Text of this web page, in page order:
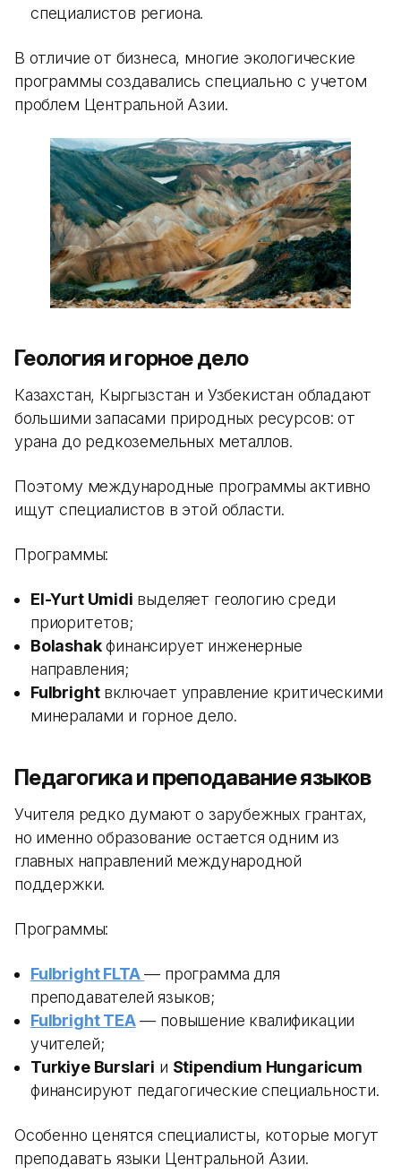
специалистов региона.
В отличие от бизнеса, многие экологические
программы создавались специально с учетом
проблем Центральной Азии.
Геология и горное дело
Казахстан, Кыргызстан и Узбекистан обладают
большими запасами природных ресурсов: от
урана до редкоземельных металлов.
Поэтому международные программы активно
ищут специалистов в этой области.
Программы:
El-Yurt Umidi выделяет геологию среди
приоритетов;
Bolashakфинансирует инженерные
направления;
Fulbrightвключает управление критическими
минералами и горное дело.
Педагогика и преподавание языков
Учителя редко думают о зарубежных грантах,
но именно образование остается одним из
главных направлений международной
поддержки.
Программы:
Fulbright FLTA — программа для
преподавателей языков;
Fulbright TEA— повышение квалификации
учителей;
Turkiye Burslari и Stipendium Hungaricum
финансируют педагогические специальности.
Особенно ценятся специалисты, которые могут
преподавать языки Центральной Азии.